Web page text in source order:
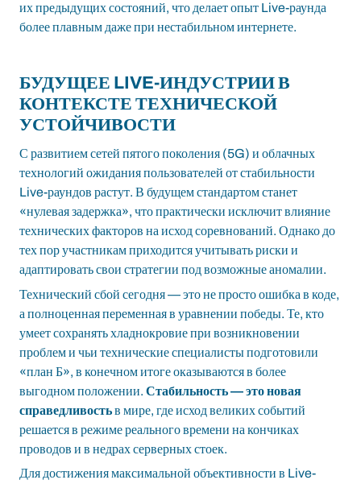
их предыдущих состояний, что делает опыт Live-раунда
более плавным даже при нестабильном интернете.
БУДУЩЕЕ LIVE-ИНДУСТРИИ В
КОНТЕКСТЕ ТЕХНИЧЕСКОЙ
УСТОЙЧИВОСТИ
С развитием сетей пятого поколения (5G) и облачных
технологий ожидания пользователей от стабильности
Live-раундов растут. В будущем стандартом станет
«нулевая задержка», что практически исключит влияние
технических факторов на исход соревнований. Однако до
тех пор участникам приходится учитывать риски и
адаптировать свои стратегии под возможные аномалии.
Технический сбой сегодня — это не просто ошибка в коде,
а полноценная переменная в уравнении победы. Те, кто
умеет сохранять хладнокровие при возникновении
проблем и чьи технические специалисты подготовили
«план Б», в конечном итоге оказываются в более
выгодном положении. Стабильность — это новая
справедливостьв мире, где исход великих событий
решается в режиме реального времени на кончиках
проводов и в недрах серверных стоек.
Для достижения максимальной объективности в Live-